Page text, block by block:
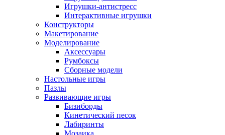
Игрушки-антистресс
Интерактивные игрушки
Конструкторы
Макетирование
Моделирование
Аксессуары
Румбоксы
Сборные модели
Настольные игры
Пазлы
Развивающие игры
Бизиборды
Кинетический песок
Лабиринты
Мозаика